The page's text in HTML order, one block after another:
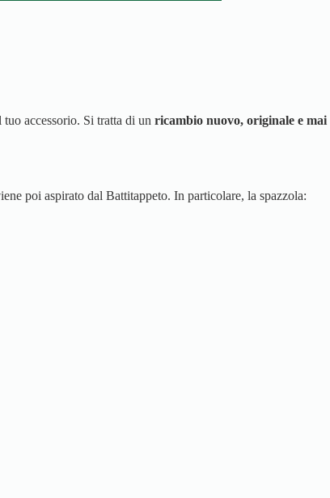
accessorio. Si tratta di un ricambio nuovo, originale e mai
poi aspirato dal Battitappeto. In particolare, la spazzola: